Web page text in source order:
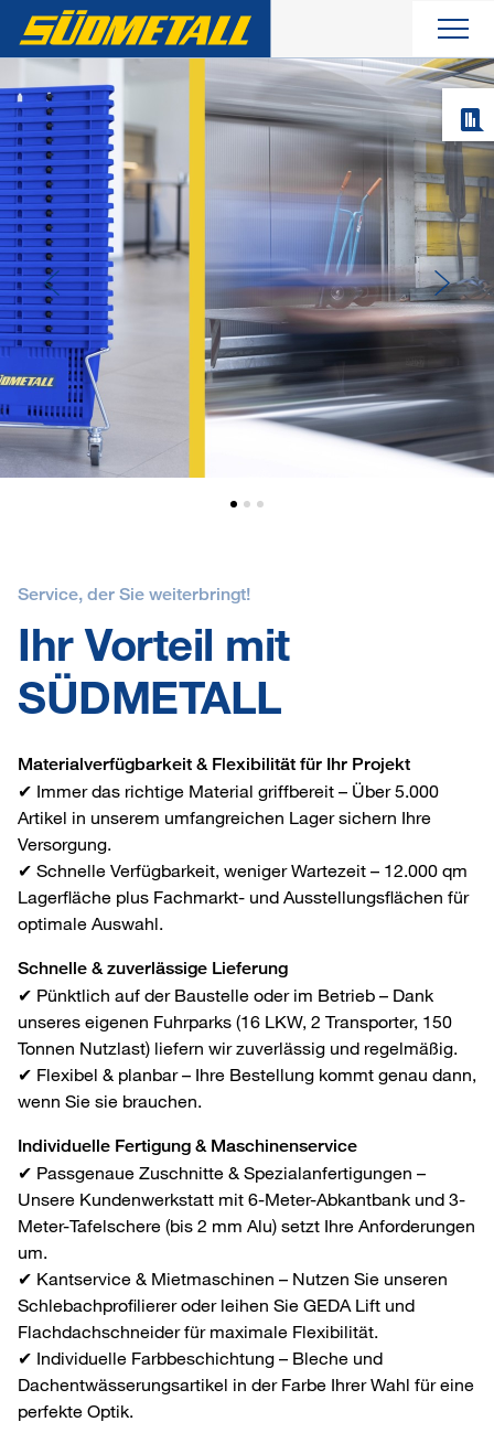
Aktuelles
Produkte
Unternehmen
Service
Kontakt
Service, der Sie weiterbringt!
Ihr Vorteil mit
SÜDMETALL
Materialverfügbarkeit & Flexibilität für Ihr Projekt
✔ Immer das richtige Material griffbereit – Über 5.000
Artikel in unserem umfangreichen Lager sichern Ihre
Versorgung.
✔ Schnelle Verfügbarkeit, weniger Wartezeit – 12.000 qm
Lagerfläche plus Fachmarkt- und Ausstellungsflächen für
optimale Auswahl.
Schnelle & zuverlässige Lieferung
✔ Pünktlich auf der Baustelle oder im Betrieb – Dank
unseres eigenen Fuhrparks (16 LKW, 2 Transporter, 150
Tonnen Nutzlast) liefern wir zuverlässig und regelmäßig.
✔ Flexibel & planbar – Ihre Bestellung kommt genau dann,
wenn Sie sie brauchen.
Individuelle Fertigung & Maschinenservice
✔ Passgenaue Zuschnitte & Spezialanfertigungen –
Unsere Kundenwerkstatt mit 6-Meter-Abkantbank und 3-
Meter-Tafelschere (bis 2 mm Alu) setzt Ihre Anforderungen
um.
✔ Kantservice & Mietmaschinen – Nutzen Sie unseren
Schlebachprofilierer oder leihen Sie GEDA Lift und
Flachdachschneider für maximale Flexibilität.
✔ Individuelle Farbbeschichtung – Bleche und
Dachentwässerungsartikel in der Farbe Ihrer Wahl für eine
perfekte Optik.